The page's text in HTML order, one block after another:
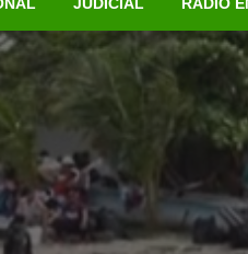
JUDICIAL RADIO